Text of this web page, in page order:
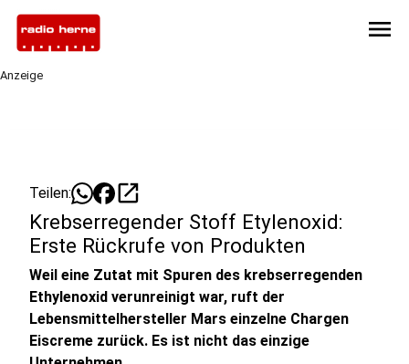
menu
Anzeige
Teilen: open_in_new
Krebserregender Stoff Etylenoxid:
Erste Rückrufe von Produkten
Weil eine Zutat mit Spuren des krebserregenden
Ethylenoxid verunreinigt war, ruft der
Lebensmittelhersteller Mars einzelne Chargen
Eiscreme zurück. Es ist nicht das einzige